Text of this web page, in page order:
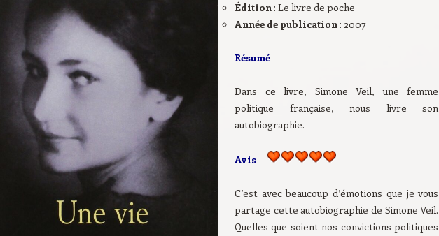
Édition: Le livre de poche
Année de publication: 2007
Résumé
Dans ce livre, Simone Veil, une femme
politique française, nous livre son
autobiographie.
Avis
C’est avec beaucoup d’émotions que je vous
partage cette autobiographie de Simone Veil.
Quelles que soient nos convictions politiques